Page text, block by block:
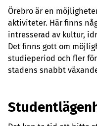
Örebro är en
aktiviteter. Här finns
intresserad av kultur,
Det finns gott om
studieperiod och fler
stadens snabbt